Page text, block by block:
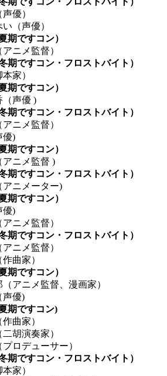
優）
（声優）
期ですコン）
ニメ監督）
期ですコン・フロストバイト）
家）
期ですコン）
（声優 )
期ですコン・フロストバイト）
ニメ監督）
優)
期ですコン）
アニメ監督 )
期ですコン・フロストバイト）
アニメーター)
期ですコン）
優)
ニメ監督）
期ですコン・フロストバイト）
ニメ監督）
曲家）
期ですコン）
アニメ監督、漫画家）
声優)
期ですコン)
曲家）
胡演奏家）
ロデューサー）
期ですコン・フロストバイト）
家）